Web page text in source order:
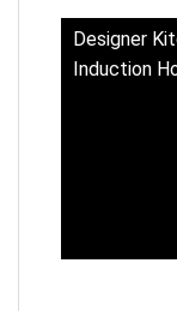
Designer
Induction